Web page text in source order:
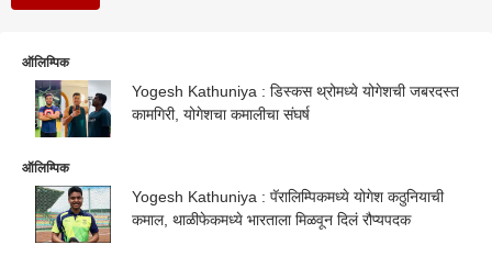
ऑलिम्पिक
Yogesh Kathuniya : डिस्कस थ्रोमध्ये योगेशची जबरदस्त
कामगिरी, योगेशचा कमालीचा संघर्ष
ऑलिम्पिक
Yogesh Kathuniya : पॅरालिम्पिकमध्ये योगेश कठुनियाची
कमाल, थाळीफेकमध्ये भारताला मिळवून दिलं रौप्यपदक